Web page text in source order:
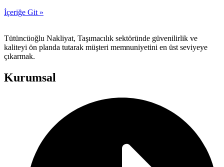
İçeriğe Git »
Tütüncüoğlu Nakliyat, Taşımacılık sektöründe güvenilirlik ve
kaliteyi ön planda tutarak müşteri memnuniyetini en üst seviyeye
çıkarmak.
Kurumsal